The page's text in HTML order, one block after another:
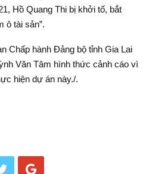
Hồ Quang Thi bị khởi tố, bắt
ô tài sản”.
Chấp hành Đảng bộ tỉnh Gia Lai
Văn Tâm hình thức cảnh cáo vì
hiện dự án này./.